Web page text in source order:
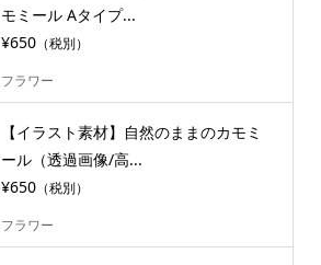
モミール Aタイプ...
¥650（税別）
フラワー
【イラスト素材】自然のままのカモミ
ール（透過画像/高...
¥650（税別）
フラワー